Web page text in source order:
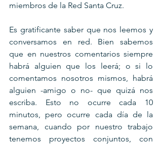
miembros de la Red Santa Cruz.
Es gratificante saber que nos leemos y
conversamos en red. Bien sabemos
que en nuestros comentarios siempre
habrá alguien que los leerá; o si lo
comentamos nosotros mismos, habrá
alguien -amigo o no- que quizá nos
escriba. Esto no ocurre cada 10
minutos, pero ocurre cada día de la
semana, cuando por nuestro trabajo
tenemos proyectos conjuntos, con